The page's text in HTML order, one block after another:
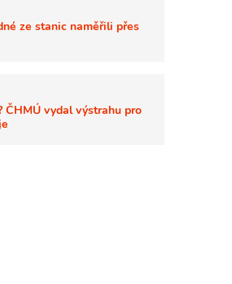
ze stanic naměřili přes
ČHMÚ vydal výstrahu pro